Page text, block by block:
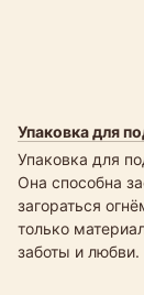
Упаковка для
Упаковка для
Она способна
загораться
только
заботы и любви.